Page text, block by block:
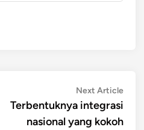
Next ArticleNext
Terbentuknya integrasi
nasional yang kokoh